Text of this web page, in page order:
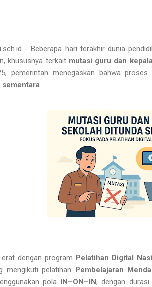
- Beberapa hari terakhir dunia
khususnya terkait mutasi guru dan
pemerintah menegaskan bahwa
sementara
dengan program Pelatihan Digital
mengikuti pelatihan Pembelajaran
pola IN–ON–IN, dengan durasi